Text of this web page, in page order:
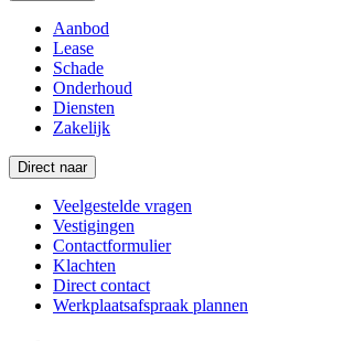
Aanbod
Lease
Schade
Onderhoud
Diensten
Zakelijk
Direct naar
Veelgestelde vragen
Vestigingen
Contactformulier
Klachten
Direct contact
Werkplaatsafspraak plannen